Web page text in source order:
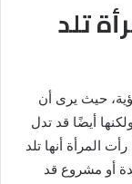
تلد
حيث يرى أن
أيضًا قد تدل
المرأة أنها تلد
أو مشروع قد